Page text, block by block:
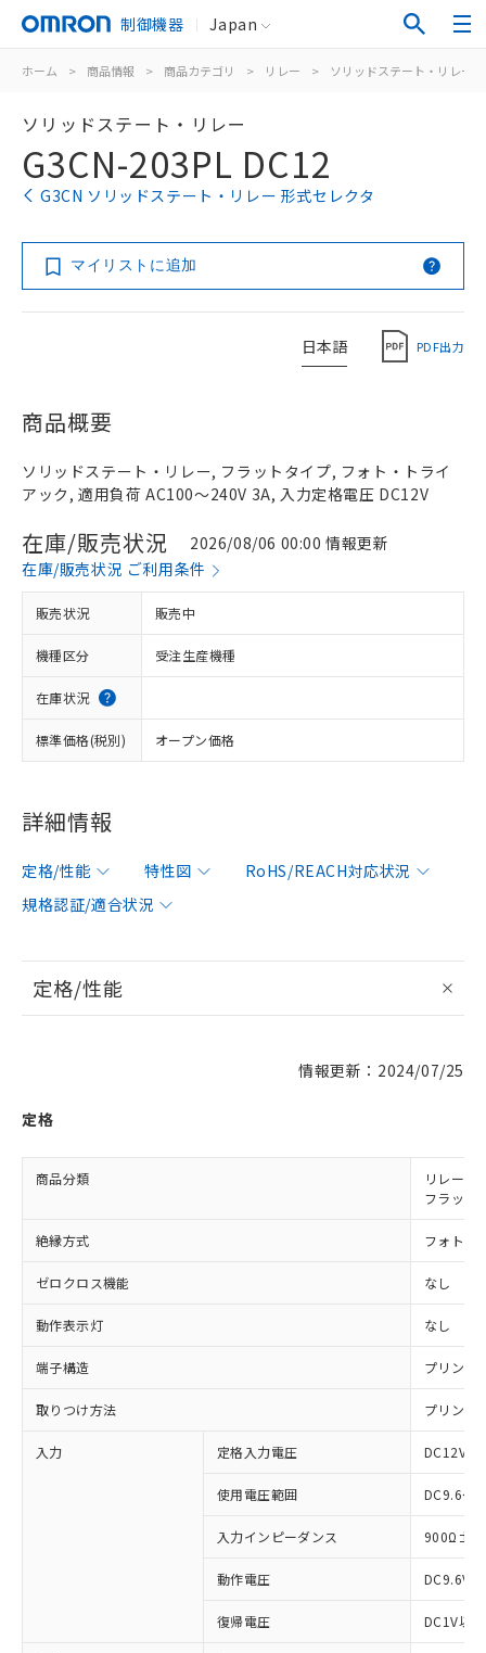
制御機器 Japan
ホーム > 商品情報 > 商品カテゴリ > リレー > ソリッドステート・リレー
ソリッドステート・リレー
G3CN-203PL DC12
G3CN ソリッドステート・リレー 形式セレクタ
マイリストに追加
日本語 PDF出力
商品概要
ソリッドステート・リレー, フラットタイプ, フォト・トライ
アック, 適用負荷 AC100～240V 3A, 入力定格電圧 DC12V
在庫/販売状況
2026/08/06 00:00 情報更新
在庫/販売状況 ご利用条件
販売状況 販売中
機種区分 受注生産機種
在庫状況
標準価格(税別) オープン価格
詳細情報
定格/性能 特性図
RoHS/REACH対応状況
規格認証/適合状況
定格/性能
情報更新：2024/07/25
定格
商品分類
リレー同
フラット
絶縁方式 フォト・
ゼロクロス機能 なし
動作表示灯 なし
端子構造 プリント
取りつけ方法 プリント
入力 定格入力電圧 DC12V
使用電圧範囲 DC9.6～
入力インピーダンス
動作電圧 DC9.6V
復帰電圧 DC1V以上
対応済み：EU RoHS指令（10物質）の